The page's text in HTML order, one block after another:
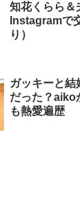
知花くらら＆
Instagramで
り）
ガッキーと結
だった？aiko
も熱愛遍歴